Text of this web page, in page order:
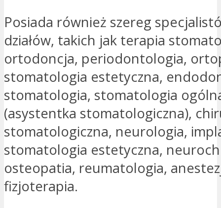
Posiada również szereg
działów, takich jak terapia
ortodoncja, periodontologia,
stomatologia estetyczna,
stomatologia, stomatologia
(asystentka stomatologiczna),
stomatologiczna, neurologia,
stomatologia estetyczna,
osteopatia, reumatologia,
fizjoterapia.